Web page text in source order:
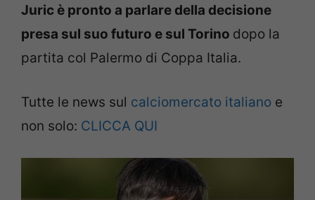
Juric è pronto a parlare della decisione
presa sul suo futuro e sul Torino dopo la
partita col Palermo di Coppa Italia.
Tutte le news sul calciomercato italiano e
non solo: CLICCA QUI